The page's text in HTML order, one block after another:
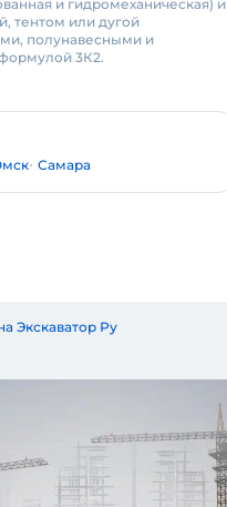
и гидромеханическая) и
тентом или дугой
полунавесными и
3К2.
Самара
Экскаватор Ру